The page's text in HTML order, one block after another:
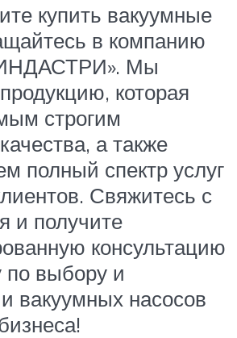
купить вакуумные
в компанию
Мы
которая
строгим
а также
полный спектр услуг
Свяжитесь с
и получите
консультацию
по выбору и
вакуумных насосов